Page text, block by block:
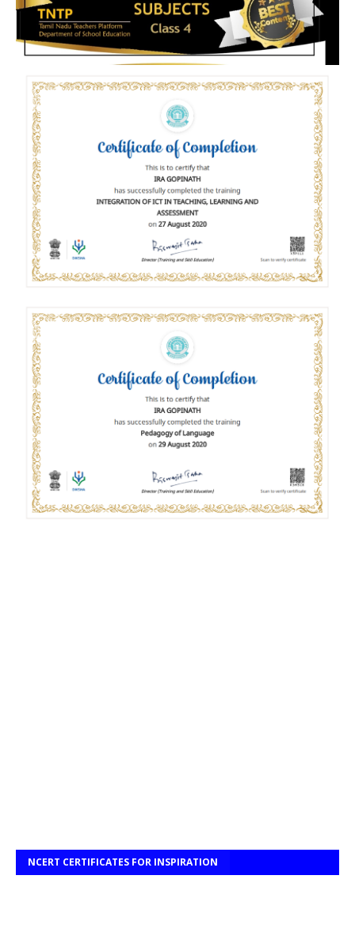
NCERT CERTIFICATES FOR INSPIRATION